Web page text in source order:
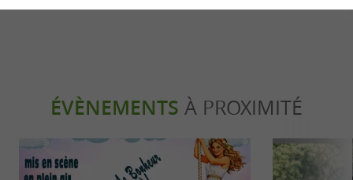
ÉVÈNEMENTS À PROXIMITÉ